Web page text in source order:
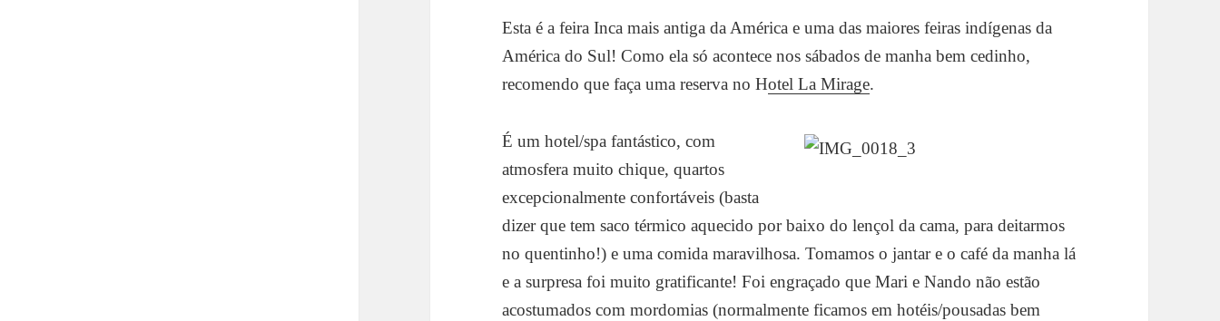
Esta é a feira Inca mais antiga da América e uma das maiores feiras indígenas da
América do Sul! Como ela só acontece nos sábados de manha bem cedinho,
recomendo que faça uma reserva no Hotel La Mirage.
É um hotel/spa fantástico, com
atmosfera muito chique, quartos
excepcionalmente confortáveis (basta
dizer que tem saco térmico aquecido por baixo do lençol da cama, para deitarmos
no quentinho!) e uma comida maravilhosa. Tomamos o jantar e o café da manha lá
e a surpresa foi muito gratificante! Foi engraçado que Mari e Nando não estão
acostumados com mordomias (normalmente ficamos em hotéis/pousadas bem